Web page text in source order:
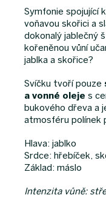
Symfonie spojující
voňavou skořici a
dokonalý jablečný
kořeněnou vůní
jablka a skořice?
Svíčku tvoří pouze
a vonné oleje s
bukového dřeva a
atmosféru polínek
Hlava: jablko
Srdce: hřebíček,
Základ: máslo
Intenzita vůně: